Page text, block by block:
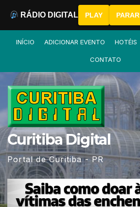
INÍCIO ADICIONAR EVENTO HOTÉIS
CONTATO
Curitiba Digital
Portal de Curitiba - PR
RÁDIO DIGITAL PLAY PARAR